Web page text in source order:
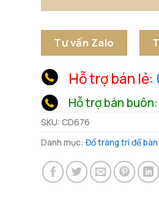
Tư vấn Zalo
Hỗ trợ bán lẻ:
Hỗ trợ bán buôn:
SKU: CD676
Danh mục: Đồ trang trí để bàn